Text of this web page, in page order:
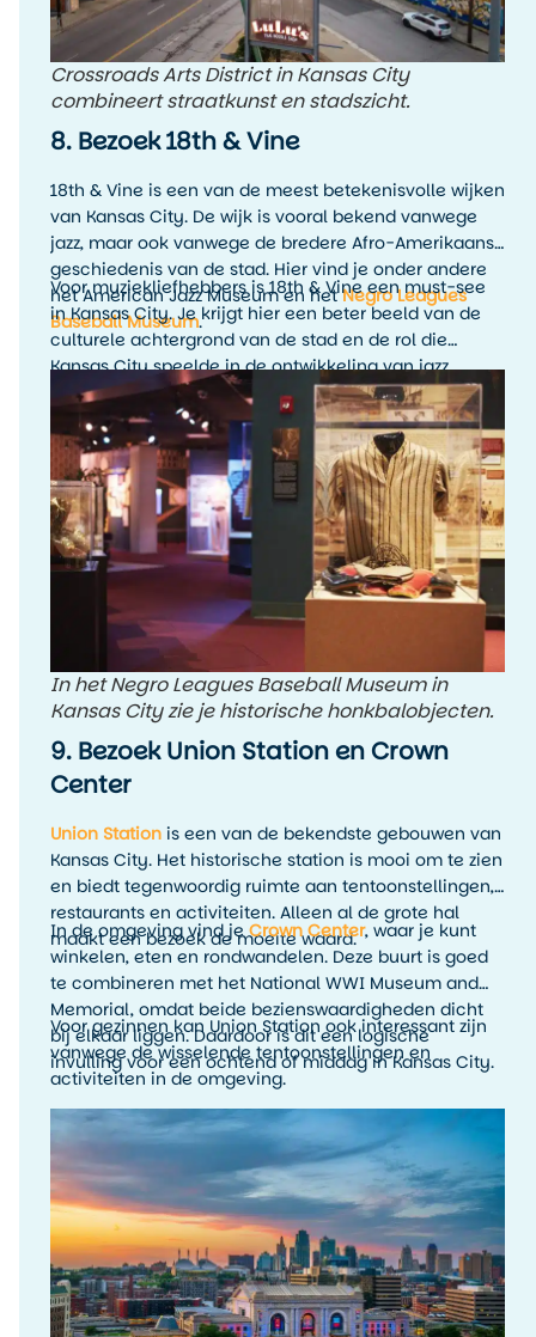
Crossroads Arts District in Kansas City
combineert straatkunst en stadszicht.
8. Bezoek 18th & Vine
18th & Vine is een van de meest betekenisvolle wijken
van Kansas City. De wijk is vooral bekend vanwege
jazz, maar ook vanwege de bredere Afro-Amerikaanse
geschiedenis van de stad. Hier vind je onder andere
het American Jazz Museum en hetNegro Leagues
Baseball Museum.
Voor muziekliefhebbers is 18th & Vine een must-see
in Kansas City. Je krijgt hier een beter beeld van de
culturele achtergrond van de stad en de rol die
Kansas City speelde in de ontwikkeling van jazz.
Combineer een museumbezoek bij voorkeur met live
muziek in de avond, zodat de geschiedenis ook echt
tot leven komt.
In het Negro Leagues Baseball Museum in
Kansas City zie je historische honkbalobjecten.
9. Bezoek Union Station en Crown
Center
Union Station is een van de bekendste gebouwen van
Kansas City. Het historische station is mooi om te zien
en biedt tegenwoordig ruimte aan tentoonstellingen,
restaurants en activiteiten. Alleen al de grote hal
maakt een bezoek de moeite waard.
In de omgeving vind jeCrown Center, waar je kunt
winkelen, eten en rondwandelen. Deze buurt is goed
te combineren met het National WWI Museum and
Memorial, omdat beide bezienswaardigheden dicht
bij elkaar liggen. Daardoor is dit een logische
invulling voor een ochtend of middag in Kansas City.
Voor gezinnen kan Union Station ook interessant zijn
vanwege de wisselende tentoonstellingen en
activiteiten in de omgeving.